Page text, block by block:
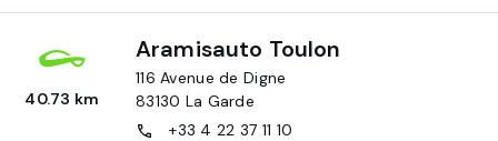
40.73 km
Aramisauto Toulon
116 Avenue de Digne
83130 La Garde
+33 4 22 37 11 10